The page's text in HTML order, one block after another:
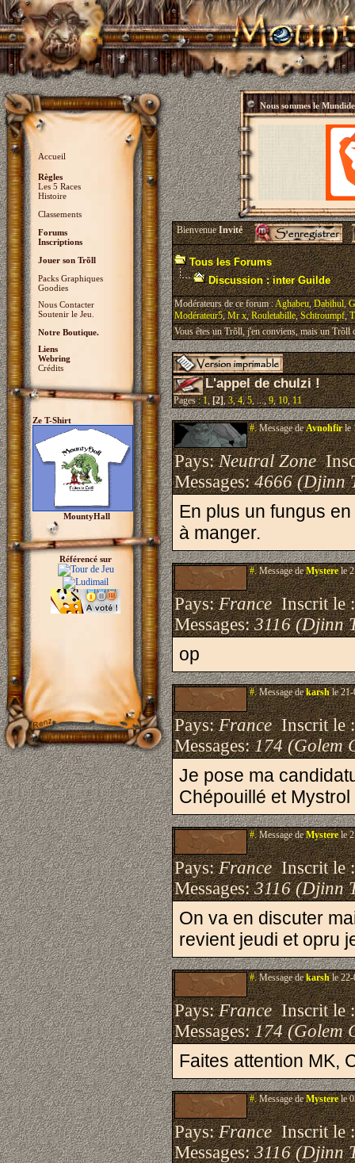
Accueil
Règles
Les 5 Races
Histoire
Classements
Forums
Inscriptions
Jouer son Trõll
Packs Graphiques
Goodies
Nous Contacter
Soutenir le Jeu.
Notre Boutique.
Liens
Webring
Crédits
Ze T-Shirt
MountyHall
Référencé sur
Nous sommes le
BienvenueInvité
Tous les Forums
Discussion : inter Guilde
Modérateurs de ce forum :Aghabeu,Dabihul,
Modérateur5,Mr x,Rouletabille,Schtroumpf,
Vous êtes un Trõll, j'en conviens, mais un Trõll
L'appel de chulzi !
Pages :1,[2],3,4,5, ...,9,10,11
#.Message deAvnohfirle
Pays:Neutral Zone
Messages:4666 (Djinn
En plus un fungus
à manger.
#.Message deMysterele
Pays:FranceInscrit le
Messages:3116 (Djinn
op
#.Message dekarshle 21-
Pays:FranceInscrit le
Messages:174 (Golem
Je pose ma
Chépouillé et
#.Message deMysterele
Pays:FranceInscrit le
Messages:3116 (Djinn
On va en discuter
revient jeudi et opru
#.Message dekarshle 22-
Pays:FranceInscrit le
Messages:174 (Golem
Faites attention MK,
#.Message deMysterele
Pays:FranceInscrit le
Messages:3116 (Djinn